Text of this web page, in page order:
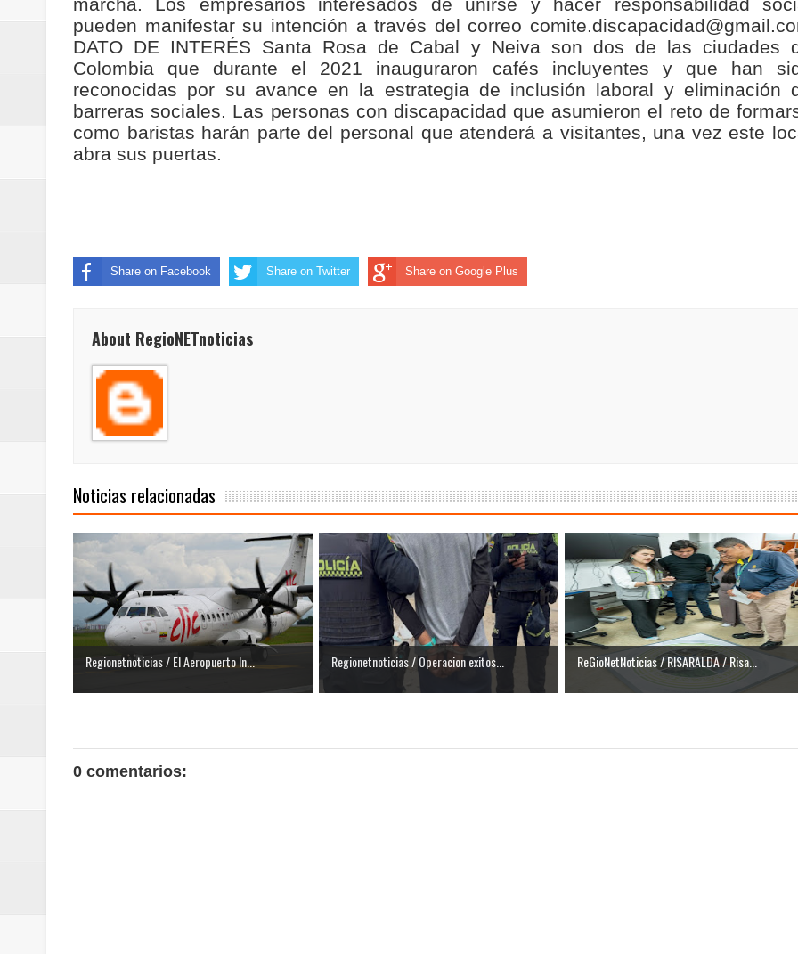
ReGionetNoticias / REPORTE ALEXANDER MENDEZ ( MIAMI ) Cali se blinda con amplio
seguridad para la posesión presidencial
Regionetnoticias / En solo dos años y siete meses, la Fábrica de Licores del Tolima alcanzó el 94
transferencias prevista para los 4 años de gobierno
marcha. Los empresarios interesados de unirse y hacer responsabilidad
pueden manifestar su intención a través del correo
DATO DE INTERÉS Santa Rosa de Cabal y Neiva son dos de las ciudades
Colombia que durante el 2021 inauguraron cafés incluyentes y que han
reconocidas por su avance en la estrategia de inclusión laboral y eliminación
barreras sociales. Las personas con discapacidad que asumieron el reto de
como baristas harán parte del personal que atenderá a visitantes, una vez este
abra sus puertas.
Share on Facebook Share on Twitter Share on Google Plus
About RegioNETnoticias
Noticias relacionadas
Regionetnoticias / El Aeropuerto In... Regionetnoticias / Operacion exitos... ReGioNetNoticias / RISARALDA / Risa...
0 comentarios: